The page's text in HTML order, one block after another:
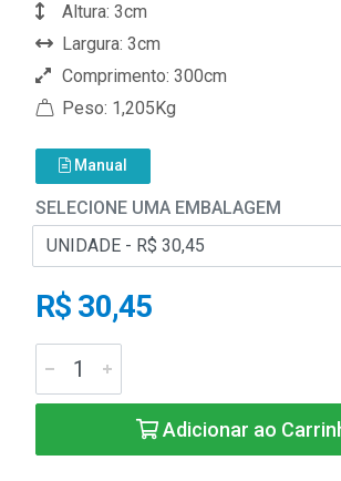
Altura: 3cm
Largura: 3cm
Comprimento: 300cm
Peso: 1,205Kg
Manual
SELECIONE UMA EMBALAGEM
R$ 30,45
Adicionar ao